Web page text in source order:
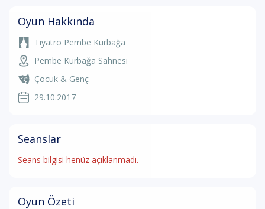
Oyun Hakkında
Tiyatro Pembe Kurbağa
Pembe Kurbağa Sahnesi
Çocuk & Genç
29.10.2017
Seanslar
Seans bilgisi henüz açıklanmadı.
Oyun Özeti